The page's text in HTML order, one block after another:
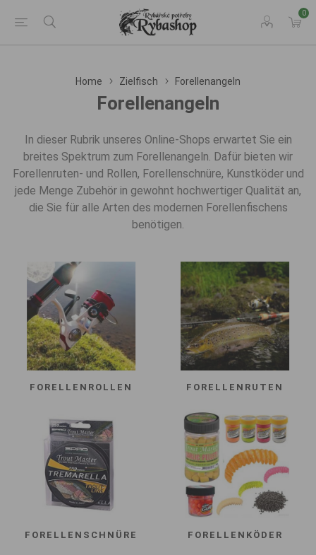
0
Home Zielfisch Forellenangeln
Forellenangeln
In dieser Rubrik unseres Online-Shops erwartet Sie ein
breites Spektrum zum Forellenangeln. Dafür bieten wir
Forellenruten- und Rollen, Forellenschnüre, Kunstköder und
jede Menge Zubehör in gewohnt hochwertiger Qualität an,
die Sie für alle Arten des modernen Forellenfischens
benötigen.
FORELLENROLLEN FORELLENRUTEN
FORELLENSCHNÜRE FORELLENKÖDER